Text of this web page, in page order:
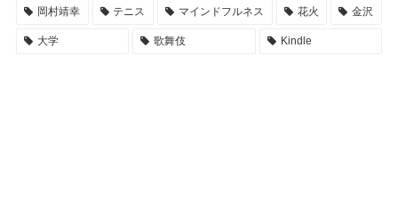
岡村靖幸 テニス マインドフルネス 花火 金沢
大学 歌舞伎 Kindle